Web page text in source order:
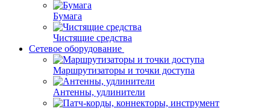
Бумага
Чистящие средства
Сетевое оборудование
Маршрутизаторы и точки доступа
Антенны, удлинители